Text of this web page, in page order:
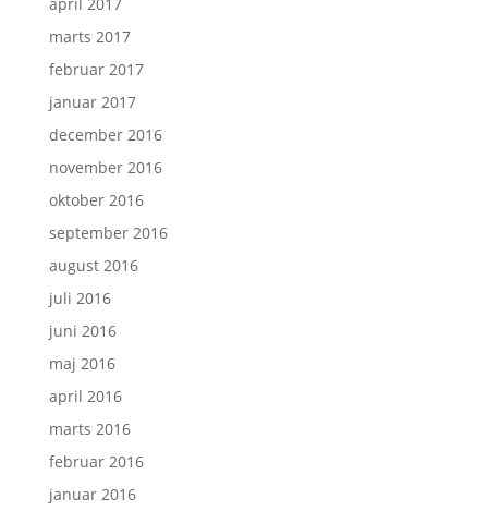
marts 2017
februar 2017
januar 2017
december 2016
november 2016
oktober 2016
september 2016
august 2016
juli 2016
juni 2016
maj 2016
april 2016
marts 2016
februar 2016
januar 2016